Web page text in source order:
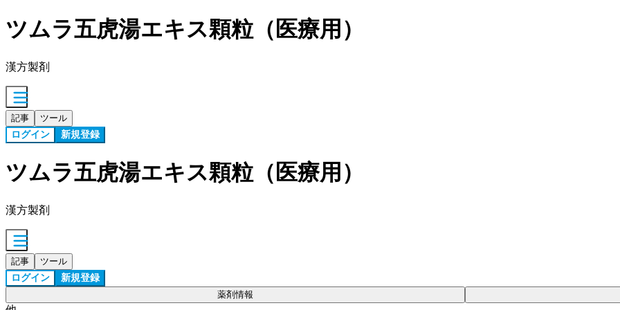
ツムラ五虎湯エキス顆粒（医療用）
漢方製剤
記事 ツール
ログイン 新規登録
ツムラ五虎湯エキス顆粒（医療用）
漢方製剤
記事 ツール
ログイン 新規登録
薬剤情報